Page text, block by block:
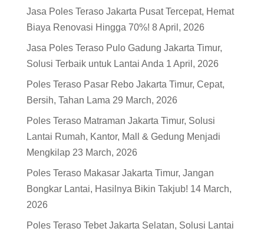
Jasa Poles Teraso Jakarta Pusat Tercepat, Hemat
Biaya Renovasi Hingga 70%! 8 April, 2026
Jasa Poles Teraso Pulo Gadung Jakarta Timur,
Solusi Terbaik untuk Lantai Anda 1 April, 2026
Poles Teraso Pasar Rebo Jakarta Timur, Cepat,
Bersih, Tahan Lama 29 March, 2026
Poles Teraso Matraman Jakarta Timur, Solusi
Lantai Rumah, Kantor, Mall & Gedung Menjadi
Mengkilap 23 March, 2026
Poles Teraso Makasar Jakarta Timur, Jangan
Bongkar Lantai, Hasilnya Bikin Takjub! 14 March,
2026
Poles Teraso Tebet Jakarta Selatan, Solusi Lantai